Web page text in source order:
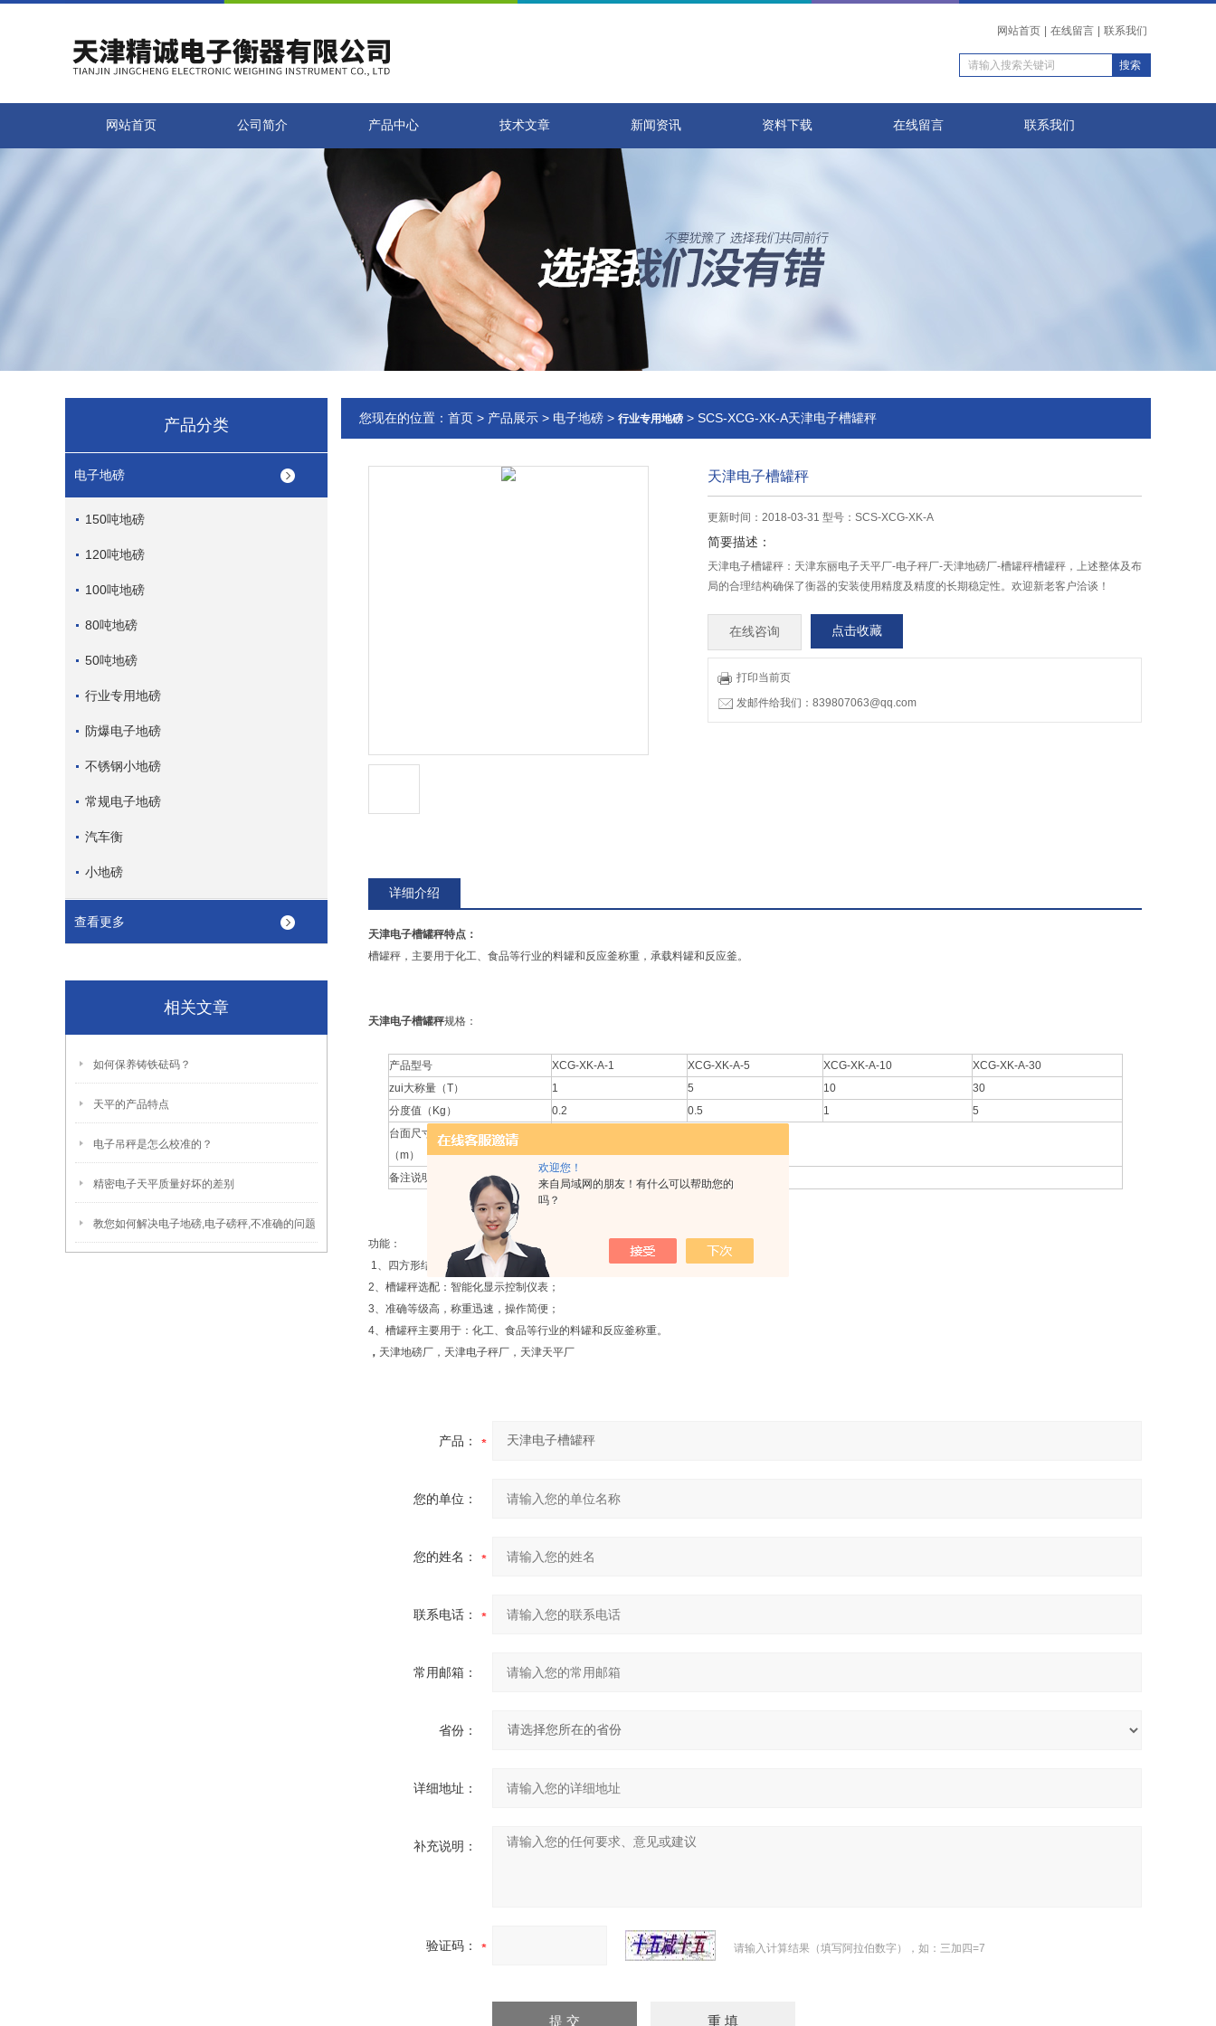
欢迎您！
来自局域网的朋友！有什么可以帮助您的
吗？
网站首页 在线留言 联系我们
网站首页 公司简介 产品中心 技术文章 新闻资讯 资料下载 在线留言 联系我们
产品分类
电子地磅
150吨地磅
120吨地磅
100吨地磅
80吨地磅
50吨地磅
行业专用地磅
防爆电子地磅
不锈钢小地磅
常规电子地磅
汽车衡
小地磅
查看更多
相关文章
如何保养铸铁砝码？
天平的产品特点
电子吊秤是怎么校准的？
精密电子天平质量好坏的差别
教您如何解决电子地磅,电子磅秤,不准确的问题
您现在的位置： 首页 > 产品展示 > 电子地磅 > 行业专用地磅 > SCS-XCG-XK-A天津电子槽罐秤
天津电子槽罐秤
更新时间：2018-03-31 型号：SCS-XCG-XK-A
简要描述：
天津电子槽罐秤：天津东丽电子天平厂-电子秤厂-天津地磅厂-槽罐秤槽罐秤，上述整体及布
局的合理结构确保了衡器的安装使用精度及精度的长期稳定性。欢迎新老客户洽谈！
在线咨询 点击收藏
打印当前页
发邮件给我们：839807063@qq.com
详细介绍
天津电子槽罐秤特点：
槽罐秤，主要用于化工、食品等行业的料罐和反应釜称重，承载料罐和反应釜。
天津电子槽罐秤规格：
产品型号 XCG-XK-A-1 XCG-XK-A-5 XCG-XK-A-10
XCG-XK-A-30
zui大称量（T）
1 5 10
30
分度值（Kg）
0.2 0.5 1
5
台面尺寸
（m）
备注说明 特殊规格可定做
功能：
1、四方形结构秤台，承载料罐和反应釜；
2、槽罐秤选配：智能化显示控制仪表；
3、准确等级高，称重迅速，操作简便；
4、槽罐秤主要用于：化工、食品等行业的料罐和反应釜称重。
， 天津地磅厂，天津电子秤厂，天津天平厂
产品：
您的单位：
您的姓名：
联系电话：
常用邮箱：
省份：
详细地址：
补充说明：
验证码： 请输入计算结果（填写阿拉伯数字），如：三加四=7